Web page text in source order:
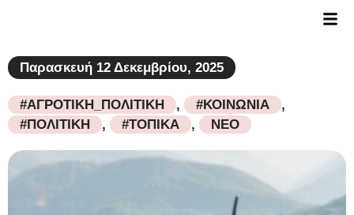
Παρασκευή 12 Δεκεμβρίου, 2025
#ΑΓΡΟΤΙΚΗ_ΠΟΛΙΤΙΚΗ , #ΚΟΙΝΩΝΙΑ
,
#ΠΟΛΙΤΙΚΗ
, #ΤΟΠΙΚΑ , ΝΕΟ